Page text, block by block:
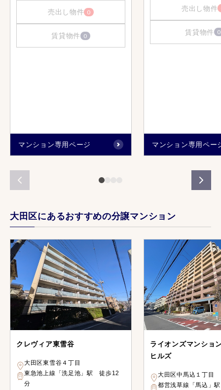
売出し物件 0
賃貸物件 0
マンション専用ページ
売出し物件
賃貸物件 0
マンション専用ペー
大田区にあるおすすめの分譲マンション
クレヴィア東雪谷
大田区東雪谷４丁目
東急池上線「洗足池」駅 徒歩12
分
ライオンズマンショ
ヒルズ
大田区中馬込１丁目
都営浅草線「馬込」